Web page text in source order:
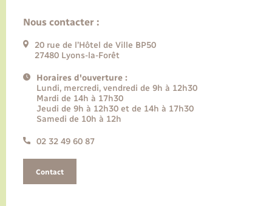
Nous contacter :
20 rue de l’Hôtel de Ville BP50
27480 Lyons-la-Forêt
Horaires d'ouverture :
Lundi, mercredi, vendredi de 9h à 12h30
Mardi de 14h à 17h30
Jeudi de 9h à 12h30 et de 14h à 17h30
Samedi de 10h à 12h
02 32 49 60 87
Contact